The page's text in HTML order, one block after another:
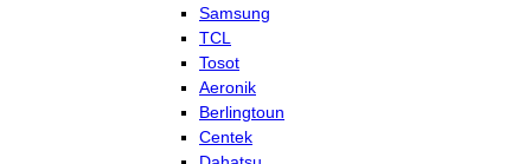
Samsung
TCL
Tosot
Aeronik
Berlingtoun
Centek